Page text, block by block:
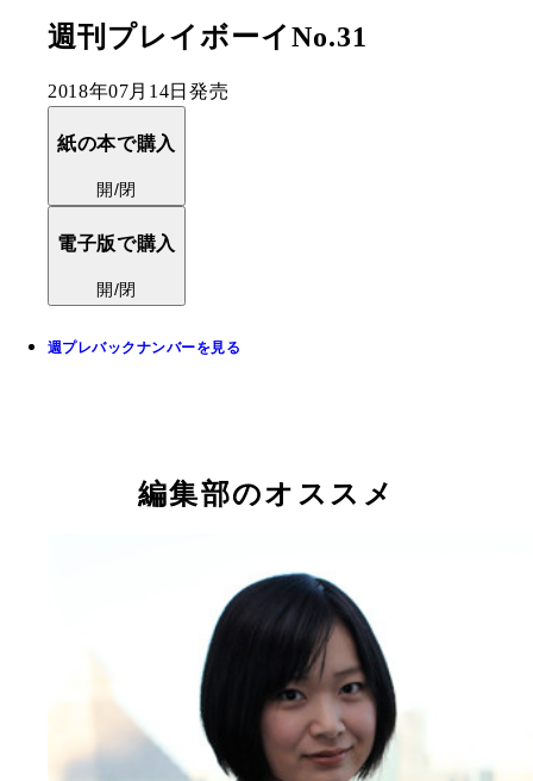
週刊プレイボーイNo.31
2018年07月14日発売
紙の本で購入
開/閉
電子版で購入
開/閉
週プレバックナンバーを見る
編集部のオススメ